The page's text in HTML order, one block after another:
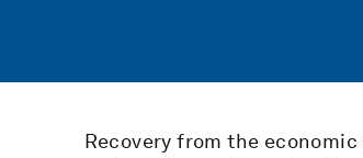
Recovery from the